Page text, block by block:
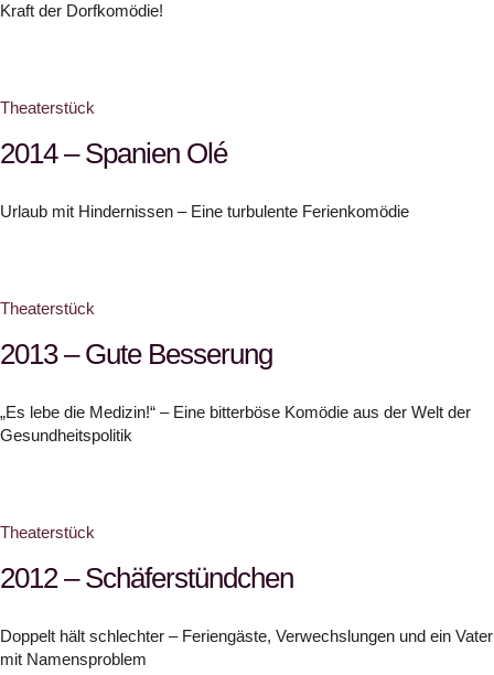
Kraft der Dorfkomödie!
Theaterstück
2014 – Spanien Olé
Urlaub mit Hindernissen – Eine turbulente Ferienkomödie
Theaterstück
2013 – Gute Besserung
„Es lebe die Medizin!“ – Eine bitterböse Komödie aus der Welt der
Gesundheitspolitik
Theaterstück
2012 – Schäferstündchen
Doppelt hält schlechter – Feriengäste, Verwechslungen und ein Vater
mit Namensproblem